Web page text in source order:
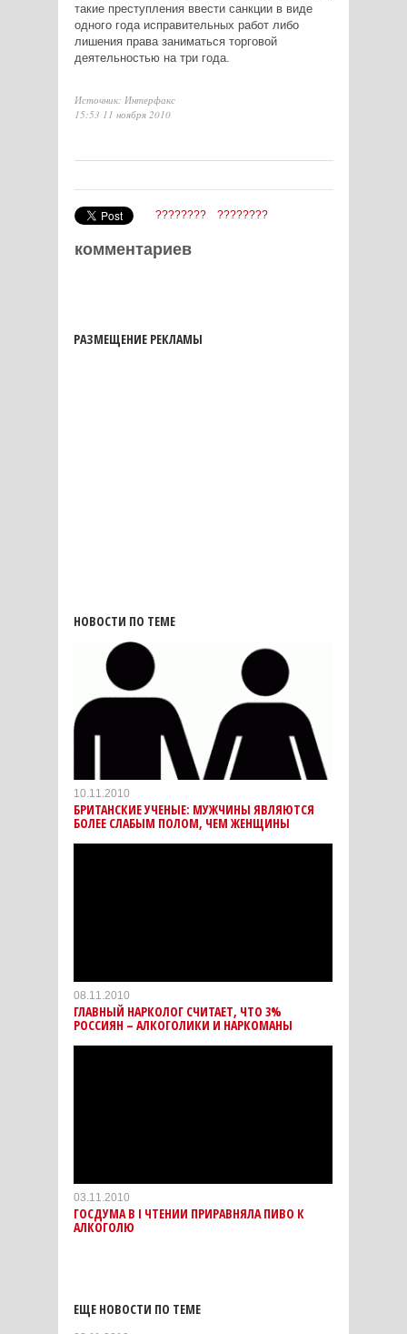
такие преступления ввести санкции в виде
одного года исправительных работ либо
лишения права заниматься торговой
деятельностью на три года.
Источник: Интерфакс
15:53 11 ноября 2010
???????? ????????
комментариев
РАЗМЕЩЕНИЕ РЕКЛАМЫ
НОВОСТИ ПО ТЕМЕ
10.11.2010
БРИТАНСКИЕ УЧЕНЫЕ: МУЖЧИНЫ ЯВЛЯЮТСЯ
БОЛЕЕ СЛАБЫМ ПОЛОМ, ЧЕМ ЖЕНЩИНЫ
08.11.2010
ГЛАВНЫЙ НАРКОЛОГ СЧИТАЕТ, ЧТО 3%
РОССИЯН – АЛКОГОЛИКИ И НАРКОМАНЫ
03.11.2010
ГОСДУМА В I ЧТЕНИИ ПРИРАВНЯЛА ПИВО К
АЛКОГОЛЮ
ЕЩЕ НОВОСТИ ПО ТЕМЕ